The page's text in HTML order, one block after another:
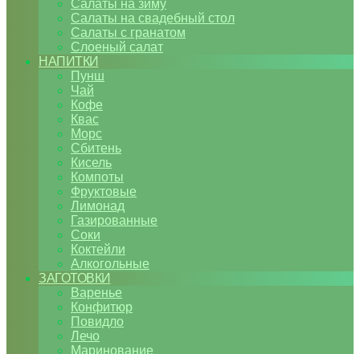
Салаты на зиму
Салаты на свадебный стол
Салаты с гранатом
Слоеный салат
НАПИТКИ
Пунш
Чай
Кофе
Квас
Морс
Сбитень
Кисель
Компоты
Фруктовые
Лимонад
Газированные
Соки
Коктейли
Алкогольные
ЗАГОТОВКИ
Варенье
Конфитюр
Повидло
Лечо
Маринование